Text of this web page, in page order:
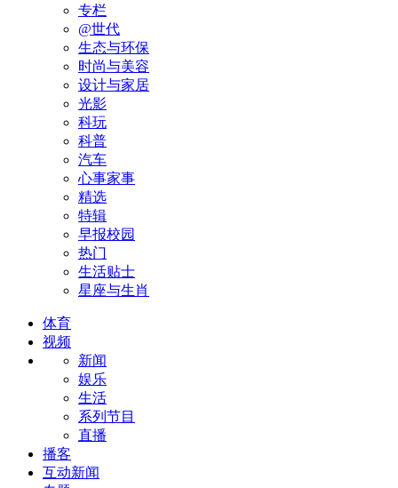
专栏
@世代
生态与环保
时尚与美容
设计与家居
光影
科玩
科普
汽车
心事家事
精选
特辑
早报校园
热门
生活贴士
星座与生肖
体育
视频
新闻
娱乐
生活
系列节目
直播
播客
互动新闻